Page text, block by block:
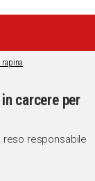
carcere per
reso responsabile